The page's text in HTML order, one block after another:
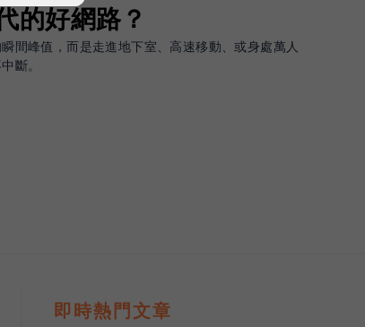
的好網路？
間峰值，而是走進地下室、高速移動、或身處萬人
斷。
即時熱門文章